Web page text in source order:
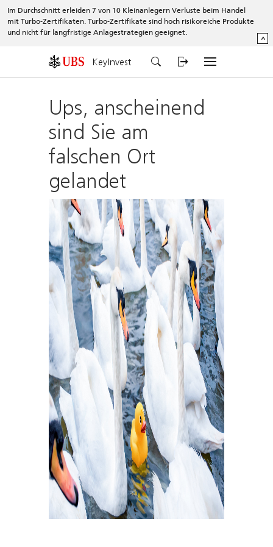
Im Durchschnitt erleiden 7 von 10 Kleinanlegern Verluste beim Handel
mit Turbo-Zertifikaten. Turbo-Zertifikate sind hoch risikoreiche Produkte
und nicht für langfristige Anlagestrategien geeignet.
^
KeyInvest
Ups, anscheinend
sind Sie am
falschen Ort
gelandet